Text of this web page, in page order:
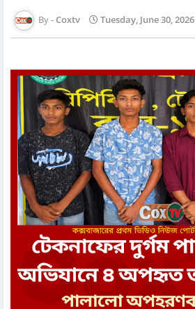
Coxtv Tuesday, June 30, 2026